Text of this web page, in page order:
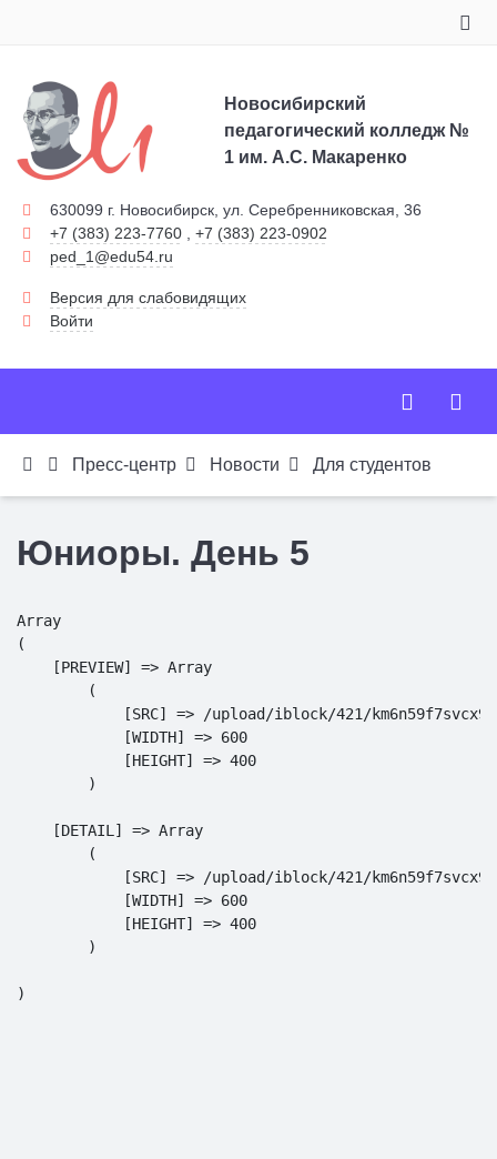
Новосибирский
педагогический колледж №
1 им. А.С. Макаренко
630099 г. Новосибирск, ул. Серебренниковская, 36
+7 (383) 223-7760
+7 (383) 223-0902
ped_1@edu54.ru
Версия для слабовидящих
Войти
Пресс-центр Новости Для студентов
Юниоры. День 5
Array
(
    [PREVIEW] => Array
        (
[SRC] => /upload/iblock/421/
            [WIDTH] => 600
            [HEIGHT] => 400
        )
    [DETAIL] => Array
        (
[SRC] => /upload/iblock/421/
            [WIDTH] => 600
            [HEIGHT] => 400
        )